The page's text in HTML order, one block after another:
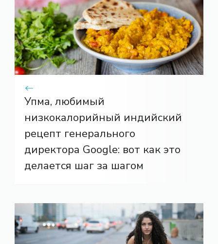
Упма, любимый
низкокалорийный индийский
рецепт генерального
директора Google: вот как это
делается шаг за шагом